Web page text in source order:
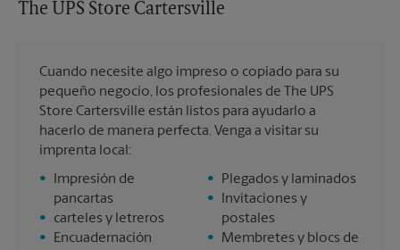
The UPS Store Cartersville
Cuando necesite algo impreso o copiado para su
pequeño negocio, los profesionales de The UPS
Store Cartersville están listos para ayudarlo a
hacerlo de manera perfecta. Venga a visitar su
imprenta local:
•
Impresión de
pancartas
•
carteles y letreros
•
Encuadernación
•
Plegados y laminados
•
Invitaciones y
postales
•
Membretes y blocs de